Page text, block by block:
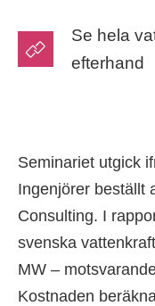
Se hela
efterhand
Seminariet utgick
Ingenjörer beställt
Consulting. I
svenska
MW –
Kostnaden